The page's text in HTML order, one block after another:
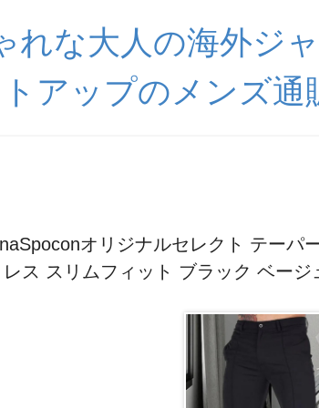
れな大人の海外ジ
アップのメンズ通
オリジナルセレクト テーパ
レス スリムフィット ブラック ベー